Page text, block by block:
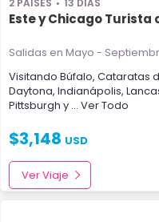
2 PAÍSES 13 DÍAS
Este y Chicago Turista
Salidas en Mayo -
Visitando Búfalo, Cataratas
Daytona, Indianápolis,
Pittsburgh y ... Ver Todo
$3,148 USD
Ver Viaje